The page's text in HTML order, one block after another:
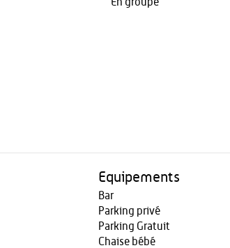
Equipements
Bar
Parking privé
Parking Gratuit
Chaise bébé